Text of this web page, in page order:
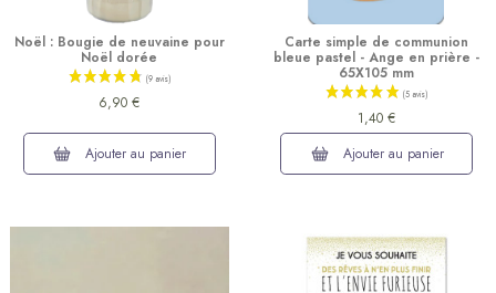
Noël : Bougie de neuvaine pour
Noël dorée
6,90 €
Ajouter au panier
Carte simple de communion
bleue pastel - Ange en prière -
65X105 mm
1,40 €
Ajouter au panier